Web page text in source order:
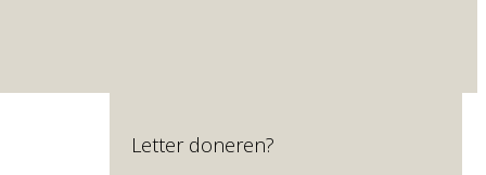
Letter doneren?